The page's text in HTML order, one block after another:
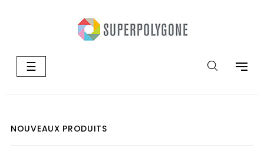
Basculer
la
☰
NOUVEAUX PRODUITS